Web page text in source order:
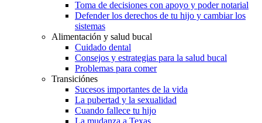
Toma de decisiones con apoyo y poder notarial
Defender los derechos de tu hijo y cambiar los
sistemas
Alimentación y salud bucal
Cuidado dental
Consejos y estrategias para la salud bucal
Problemas para comer
Transiciónes
Sucesos importantes de la vida
La pubertad y la sexualidad
Cuando fallece tu hijo
La mudanza a Texas